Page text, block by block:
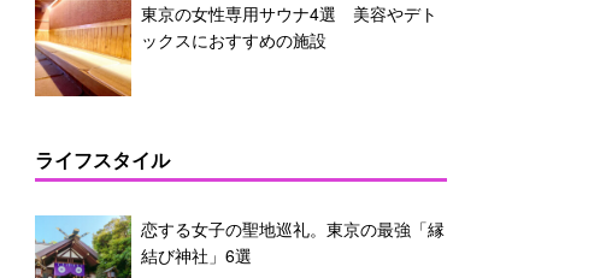
東京の女性専用サウナ4選 美容やデト
ックスにおすすめの施設
ライフスタイル
恋する女子の聖地巡礼。東京の最強「縁
結び神社」6選